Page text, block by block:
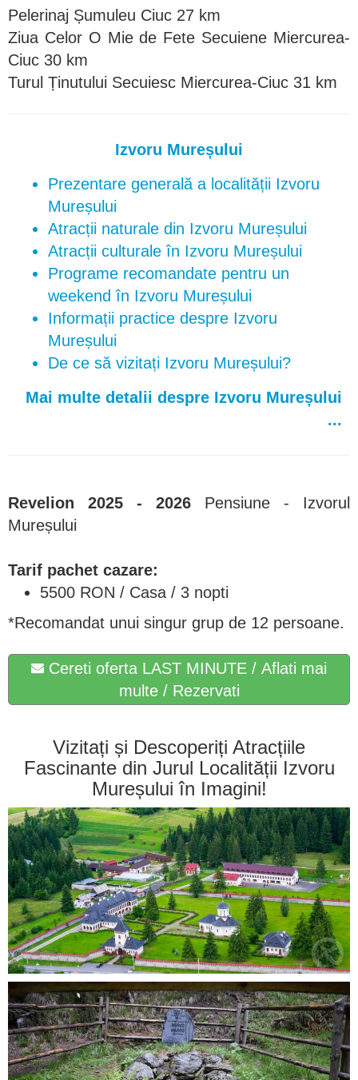
Pelerinaj Șumuleu Ciuc 27 km
Ziua Celor O Mie de Fete Secuiene Miercurea-
Ciuc 30 km
Turul Ținutului Secuiesc Miercurea-Ciuc 31 km
Izvoru Mureșului
Prezentare generală a localității Izvoru
Mureșului
Atracții naturale din Izvoru Mureșului
Atracții culturale în Izvoru Mureșului
Programe recomandate pentru un
weekend în Izvoru Mureșului
Informații practice despre Izvoru
Mureșului
De ce să vizitați Izvoru Mureșului?
Mai multe detalii despre Izvoru Mureșului
...
Revelion 2025 - 2026
Pensiune - Izvorul
Mureșului
Tarif pachet cazare:
5500 RON / Casa / 3 nopti
*Recomandat unui singur grup de 12 persoane.
Cereti oferta LAST MINUTE / Aflati mai
multe / Rezervati
Vizitați și Descoperiți Atracțiile
Fascinante din Jurul Localității Izvoru
Mureșului în Imagini!